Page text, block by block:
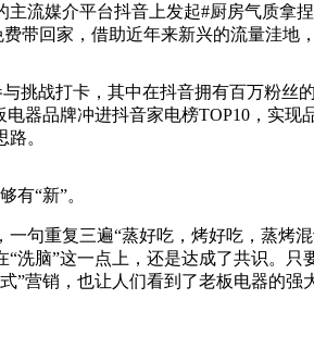
流媒介平台抖音上发起#厨房气质拿
带回家，借助近年来新兴的流量洼地
战打卡，其中在抖音拥有百万粉丝
器品牌冲进抖音家电榜TOP10，实
。
有“新”。
句重复三遍“蒸好吃，烤好吃，蒸
脑”这一点上，还是达成了共识。
营销，也让人们看到了老板电器的强